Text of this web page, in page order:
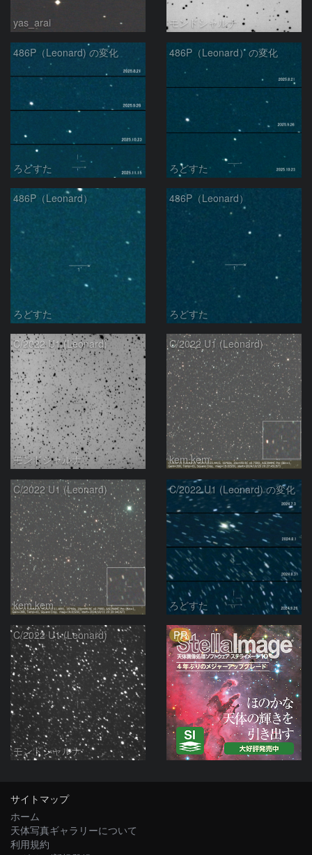
yas_arai モンドシャルナ
486P（Leonard) の変化
ろどすた
486P（Leonard）の変化
ろどすた
486P（Leonard）
ろどすた
486P（Leonard）
ろどすた
C/2022 U1 (Leonard)
モンドシャルナ
C/2022 U1 (Leonard)
kem.kem
C/2022 U1 (Leonard)
kem.kem
C/2022 U1 (Leonard) の変化
ろどすた
C/2022 U1 (Leonard)
モンドシャルナ
PR
サイトマップ
ホーム
天体写真ギャラリーについて
利用規約